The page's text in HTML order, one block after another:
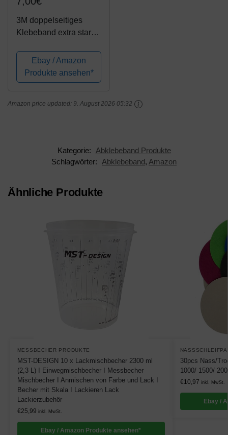
3M doppelseitiges
Klebeband extra stark
Montage Klebestreifen
Klebepads Kleber
Klebepunkte Ronden
Ebay / Amazon
Produkte ansehen*
Amazon price updated: 9. August 2026 05:32
Kategorie:
Abklebeband Produkte
Schlagwörter:
Abklebeband, Amazon
Ähnliche Produkte
MESSBECHER PRODUKTE
MST-DESIGN 10 x Lackmischbecher 2300 ml
(2,3 L) I Einwegmischbecher I Messbecher
Mischbecher I Anmischen von Farbe und Lack I
Becher mit Skala I Lackieren Lack
Lackierzubehör
€25,99 inkl. MwSt.
Ebay / Amazon Produkte ansehen*
30pcs Nass/
1000/ 1500/
€10,97 inkl. MwSt.
Ebay /